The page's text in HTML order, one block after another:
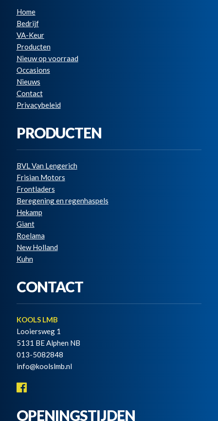
Home
Bedrijf
VA-Keur
Producten
Nieuw op voorraad
Occasions
Nieuws
Contact
Privacybeleid
PRODUCTEN
BVL Van Lengerich
Frisian Motors
Frontladers
Beregening en regenhaspels
Hekamp
Giant
Roelama
New Holland
Kuhn
CONTACT
KOOLS LMB
Looiersweg 1
5131 BE Alphen NB
013-5082848
info@koolslmb.nl
OPENINGSTIJDEN